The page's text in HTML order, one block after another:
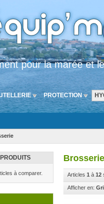
pour la marée et
PROTECTION
Brosserie
Articles 1 à 12
Afficher en:
à comparer.